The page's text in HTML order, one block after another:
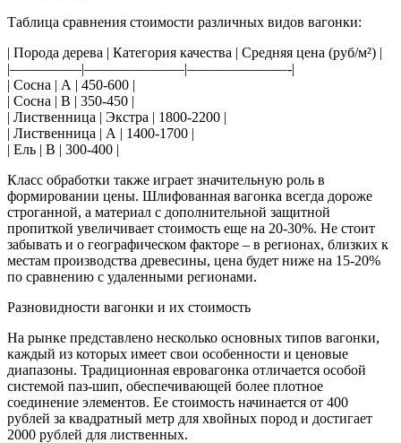
Таблица сравнения стоимости различных видов вагонки:
| Порода дерева | Категория качества | Средняя цена (руб/м²) |
|—————|———————|———————-|
| Сосна | А | 450-600 |
| Сосна | В | 350-450 |
| Лиственница | Экстра | 1800-2200 |
| Лиственница | А | 1400-1700 |
| Ель | В | 300-400 |
Класс обработки также играет значительную роль в
формировании цены. Шлифованная вагонка всегда дороже
строганной, а материал с дополнительной защитной
пропиткой увеличивает стоимость еще на 20-30%. Не стоит
забывать и о географическом факторе – в регионах, близких к
местам производства древесины, цена будет ниже на 15-20%
по сравнению с удаленными регионами.
Разновидности вагонки и их стоимость
На рынке представлено несколько основных типов вагонки,
каждый из которых имеет свои особенности и ценовые
диапазоны. Традиционная евровагонка отличается особой
системой паз-шип, обеспечивающей более плотное
соединение элементов. Ее стоимость начинается от 400
рублей за квадратный метр для хвойных пород и достигает
2000 рублей для лиственных.